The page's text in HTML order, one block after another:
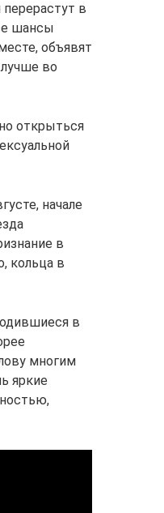
в
шансы
объявят
во
открыться
начале
в
кольца в
в
многим
яркие